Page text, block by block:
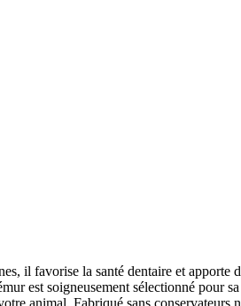
il favorise la santé dentaire et apporte
est soigneusement sélectionné pour
animal. Fabriqué sans